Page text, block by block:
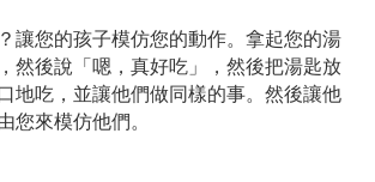
讓您的孩子模仿您的動作。拿起您的湯
然後說「嗯，真好吃」，然後把湯匙放
地吃，並讓他們做同樣的事。然後讓他
您來模仿他們。